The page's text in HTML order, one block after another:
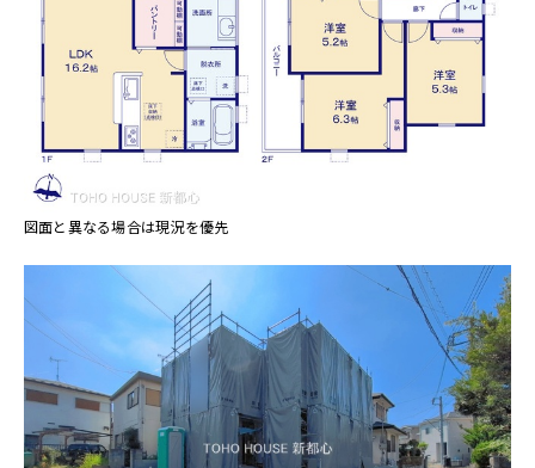
図面と異なる場合は現況を優先